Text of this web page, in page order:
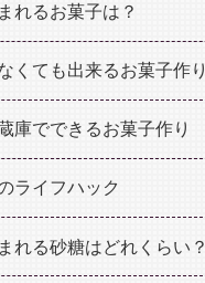
れるお菓子は？
くても出来るお菓子作り
庫でできるお菓子作り
ライフハック
れる砂糖はどれくらい？